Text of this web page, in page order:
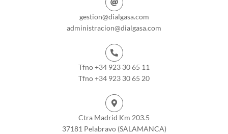
gestion@dialgasa.com
administracion@dialgasa.com
Tfno +34 923 30 65 11
Tfno +34 923 30 65 20
Ctra Madrid Km 203.5
37181 Pelabravo (SALAMANCA)